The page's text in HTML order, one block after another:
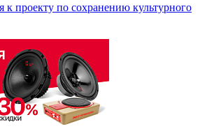
проекту по сохранению культурного